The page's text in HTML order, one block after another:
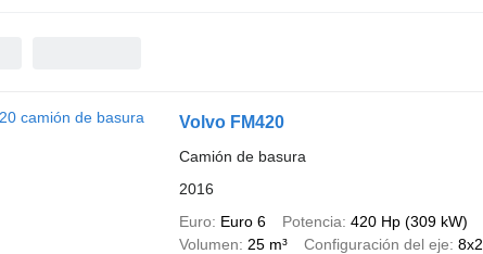
Volvo FM420
Camión de basura
2016
Euro
Euro 6 Potencia 420 Hp (309 kW)
Volumen
25 m³ Configuración del eje 8x2